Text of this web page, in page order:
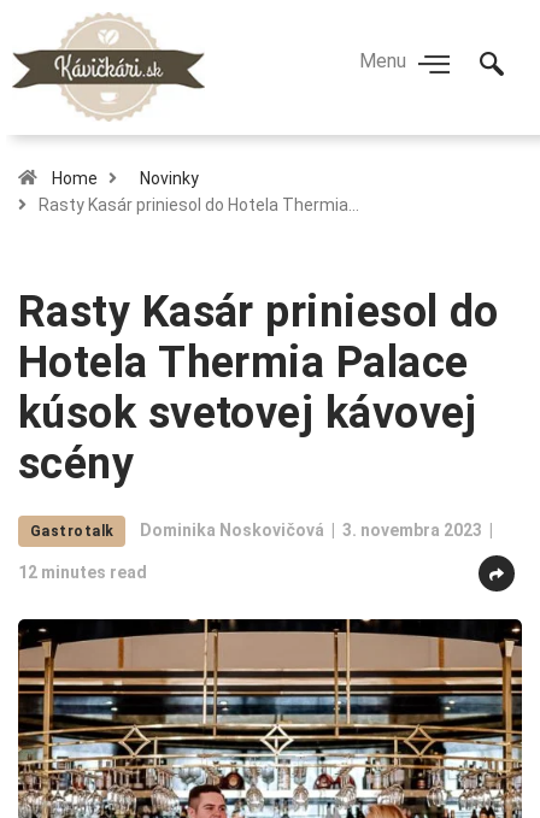
Home
Novinky
Rasty Kasár priniesol do Hotela Thermia…
Rasty Kasár priniesol do
Hotela Thermia Palace
kúsok svetovej kávovej
scény
Gastrotalk Dominika Noskovičová 3. novembra 2023
12 minutes read